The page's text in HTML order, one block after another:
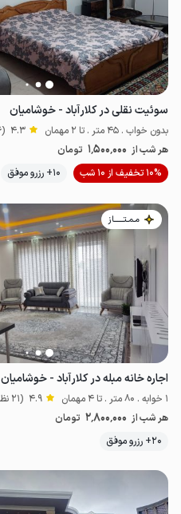
سوئیت نقلی در کلارآباد - خوشامیان
بدون خواب . 45 متر . تا 2 مهمان 4.3 (6 نظر)
هر شب از 1٬500٬000 تومان
10% تخفیف از 10 شب
10+ رزرو موفق
مـمـتــــــاز
اجاره خانه مبله در کلارآباد - خوشامیان
1 خوابه . 80 متر . تا 4 مهمان 4.9 (21 نظر)
هر شب از 2٬800٬000 تومان
20+ رزرو موفق